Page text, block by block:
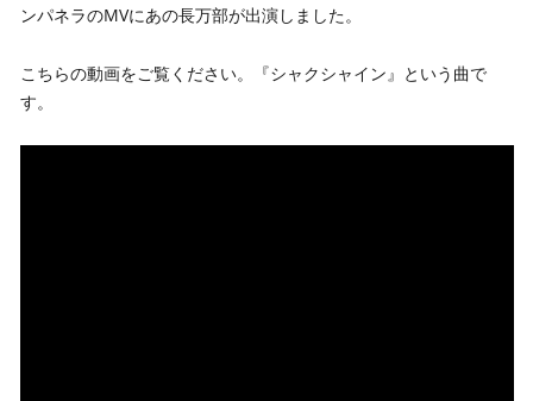
ンパネラのMVにあの長万部が出演しました。
こちらの動画をご覧ください。『シャクシャイン』という曲で
す。